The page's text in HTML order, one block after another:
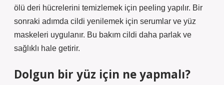
ölü deri hücrelerini temizlemek için peeling yapılır. Bir
sonraki adımda cildi yenilemek için serumlar ve yüz
maskeleri uygulanır. Bu bakım cildi daha parlak ve
sağlıklı hale getirir.
Dolgun bir yüz için ne yapmalı?